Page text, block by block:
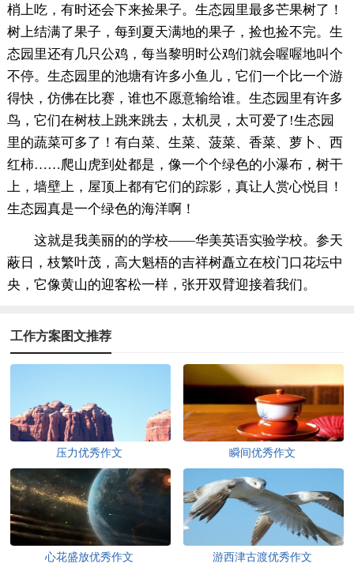
梢上吃，有时还会下来捡果子。生态园里最多芒果树了！
树上结满了果子，每到夏天满地的果子，捡也捡不完。生
态园里还有几只公鸡，每当黎明时公鸡们就会喔喔地叫个
不停。生态园里的池塘有许多小鱼儿，它们一个比一个游
得快，仿佛在比赛，谁也不愿意输给谁。生态园里有许多
鸟，它们在树枝上跳来跳去，太机灵，太可爱了!生态园
里的蔬菜可多了！有白菜、生菜、菠菜、香菜、萝卜、西
红柿……爬山虎到处都是，像一个个绿色的小瀑布，树干
上，墙壁上，屋顶上都有它们的踪影，真让人赏心悦目！
生态园真是一个绿色的海洋啊！
这就是我美丽的的学校——华美英语实验学校。参天
蔽日，枝繁叶茂，高大魁梧的吉祥树矗立在校门口花坛中
央，它像黄山的迎客松一样，张开双臂迎接着我们。
工作方案图文推荐
压力优秀作文 瞬间优秀作文
心花盛放优秀作文 游西津古渡优秀作文